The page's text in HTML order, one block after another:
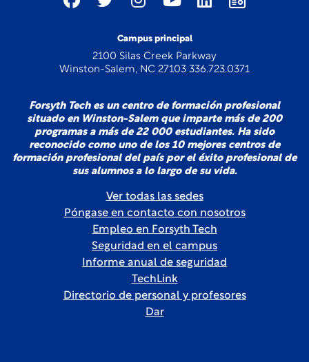
Campus principal
2100 Silas Creek Parkway
Winston-Salem, NC 27103 336.723.0371
Forsyth Tech es un centro de formación profesional
situado en Winston-Salem que imparte más de 200
programas a más de 22 000 estudiantes. Ha sido
reconocido como uno de los 10 mejores centros de
formación profesional del país por el éxito profesional de
sus alumnos a lo largo de su vida.
Ver todas las sedes
Póngase en contacto con nosotros
Empleo en Forsyth Tech
Seguridad en el campus
Informe anual de seguridad
TechLink
Directorio de personal y profesores
Dar